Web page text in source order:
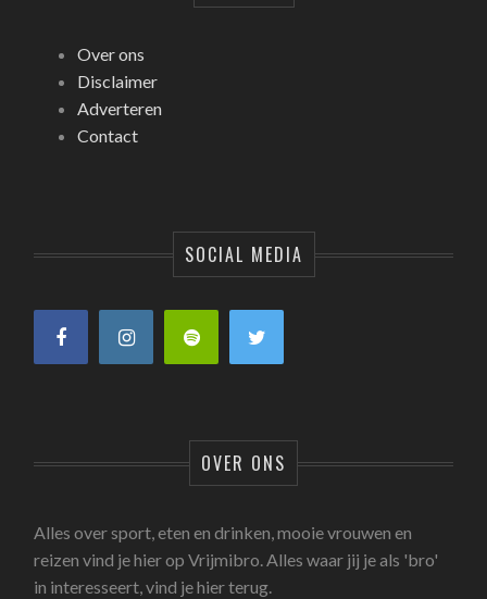
Over ons
Disclaimer
Adverteren
Contact
SOCIAL MEDIA
OVER ONS
Alles over sport, eten en drinken, mooie vrouwen en
reizen vind je hier op Vrijmibro. Alles waar jij je als 'bro'
in interesseert, vind je hier terug.